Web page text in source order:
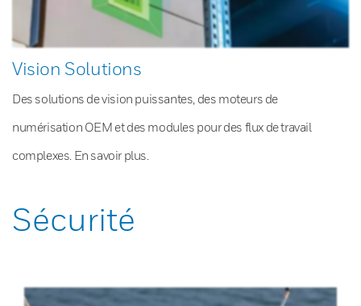
Vision Solutions
Des solutions de vision puissantes, des moteurs de
numérisation OEM et des modules pour des flux de travail
complexes. En savoir plus.
Sécurité